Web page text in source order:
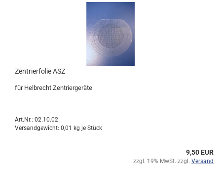
Zentrierfolie ASZ
für Helbrecht Zentriergeräte
Art.Nr.: 02.10.02
Versandgewicht: 0,01 kg je Stück
9,50 EUR
zzgl. 19% MwSt. zzgl. Versand